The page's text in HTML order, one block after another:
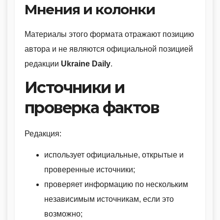
Мнения и колонки
Материалы этого формата отражают позицию
автора и не являются официальной позицией
редакции Ukraine Daily.
Источники и
проверка фактов
Редакция:
использует официальные, открытые и
проверенные источники;
проверяет информацию по нескольким
независимым источникам, если это
возможно;